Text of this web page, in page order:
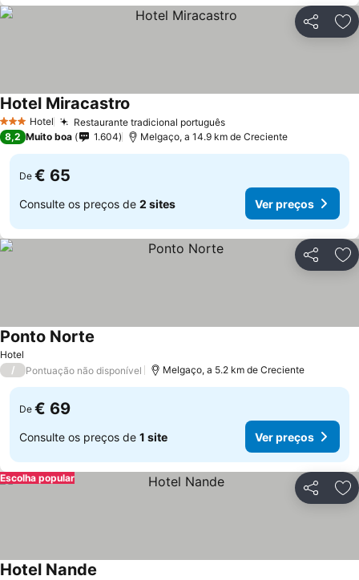
Partilhar
3 EstrelasHotel Restaurante tradicional português
Hotel Miracastro
8,2 Muito boa 1.604 Melgaço, a 14.9 km de Creciente
De € 65
Consulte os preços de 2 sites Ver preços
Partilhar
Hotel
Ponto Norte
/ Pontuação não disponível Melgaço, a 5.2 km de Creciente
De € 69
Consulte os preços de 1 site Ver preços
Partilhar
Escolha popular
Hotel Nande